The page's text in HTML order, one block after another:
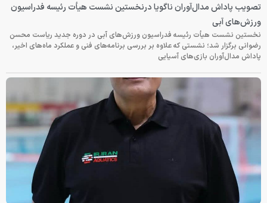
تصویب پاداش مدال‌آوران ناگویا درنخستین نشست هیأت رئیسه فدراسیون
ورزش‌های آبی
نخستین نشست هیأت رئیسه فدراسیون ورزش‌های آبی در دوره جدید ریاست محسن
رضوانی برگزار شد؛ نشستی که علاوه بر بررسی برنامه‌های فنی و عملکرد ماه‌های اخیر،
پاداش مدال‌آوران بازی‌های آسیایی